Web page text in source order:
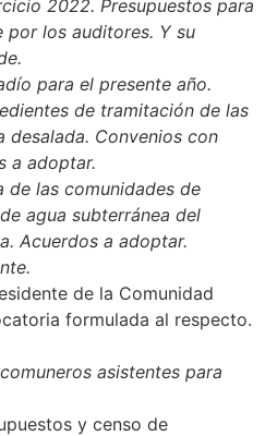
2022. Presupuestos para
por los auditores. Y su
para el presente año.
de tramitación de las
desalada. Convenios con
a adoptar.
las comunidades de
agua subterránea del
Acuerdos a adoptar.
de la Comunidad
formulada al respecto.
asistentes para
y censo de